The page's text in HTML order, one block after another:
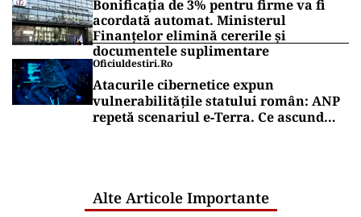
ACTUALITATE
Scufundarea barjelor amânată pentru
joi. Reactorul 2 depinde de succesul
intervenției